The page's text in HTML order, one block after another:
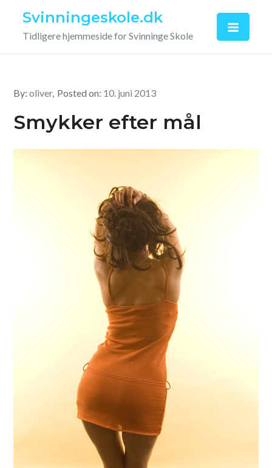
content
Svinningeskole.dk
Tidligere hjemmeside for Svinninge Skole
By:oliver Posted on: 10. juni 2013
Smykker efter mål